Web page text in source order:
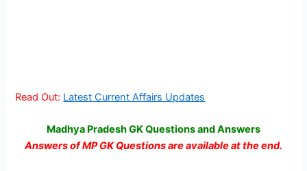
Read Out: Latest Current Affairs Updates
Madhya Pradesh GK Questions and Answers
Answers of MP GK Questions are available at the end.